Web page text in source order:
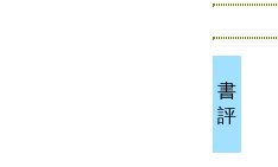
書
評